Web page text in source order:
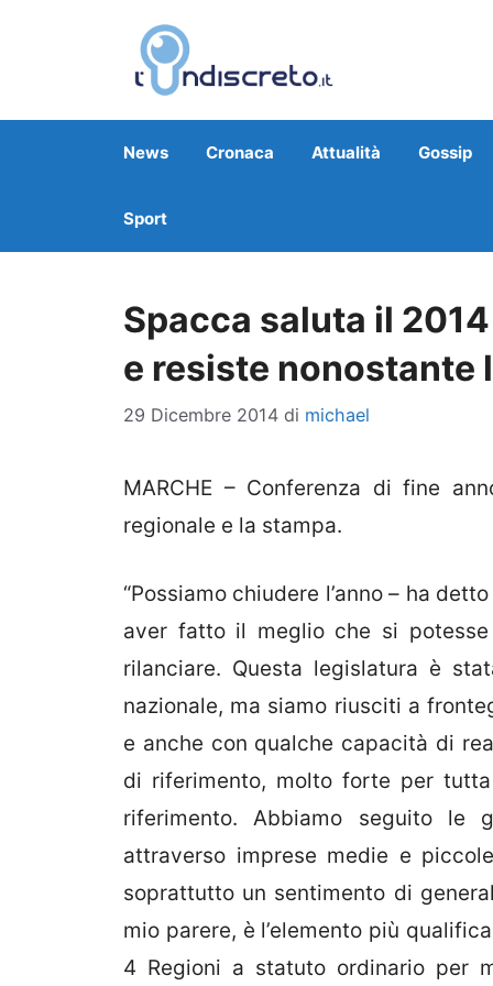
News Cronaca Attualità Gossip
Sport
Spacca saluta il
e resiste nonostante
29 Dicembre 2014 di michael
MARCHE – Conferenza di fine
regionale e la stampa.
“Possiamo chiudere l’anno – ha
aver fatto il meglio che si
rilanciare. Questa legislatura è
nazionale, ma siamo riusciti a
e anche con qualche capacità di
di riferimento, molto forte per
riferimento. Abbiamo seguito le
attraverso imprese medie e
soprattutto un sentimento di
mio parere, è l’elemento più
4 Regioni a statuto ordinario per